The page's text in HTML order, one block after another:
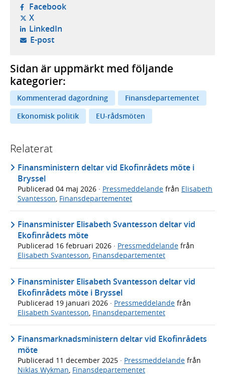
Facebook- öppnas i ny flik, extern webbplats,
X- öppnas i ny flik, extern webbplats,
LinkedIn- öppnas i ny flik, extern webbplats,
E-post- öppnar din e-postklient,
Sidan är uppmärkt med följande
kategorier:
Kommenterad dagordning
Finansdepartementet
Ekonomisk politik
EU-rådsmöten
Relaterat
Finansministern deltar vid Ekofinrådets möte i
Bryssel
Publicerad 04 maj 2026 · Pressmeddelande från Elisabeth
Svantesson Finansdepartementet
Finansminister Elisabeth Svantesson deltar vid
Ekofinrådets möte
Publicerad 16 februari 2026 · Pressmeddelande från
Elisabeth Svantesson, Finansdepartementet
Finansminister Elisabeth Svantesson deltar vid
Ekofinrådets möte i Bryssel
Publicerad 19 januari 2026 · Pressmeddelande från
Elisabeth Svantesson, Finansdepartementet
Finansmarknadsministern deltar vid Ekofinrådets
möte
Publicerad 11 december 2025 · Pressmeddelande från
Niklas Wykman Finansdepartementet